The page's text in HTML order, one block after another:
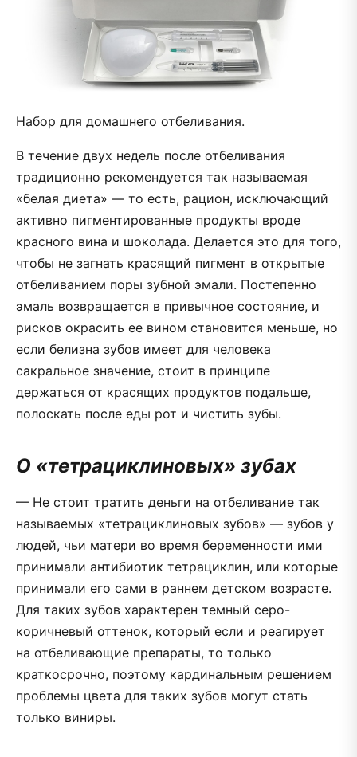
Набор для домашнего отбеливания.
В течение двух недель после отбеливания
традиционно рекомендуется так называемая
«белая диета» — то есть, рацион, исключающий
активно пигментированные продукты вроде
красного вина и шоколада. Делается это для того,
чтобы не загнать красящий пигмент в открытые
отбеливанием поры зубной эмали. Постепенно
эмаль возвращается в привычное состояние, и
рисков окрасить ее вином становится меньше, но
если белизна зубов имеет для человека
сакральное значение, стоит в принципе
держаться от красящих продуктов подальше,
полоскать после еды рот и чистить зубы.
О «тетрациклиновых» зубах
— Не стоит тратить деньги на отбеливание так
называемых «тетрациклиновых зубов» — зубов у
людей, чьи матери во время беременности ими
принимали антибиотик тетрациклин, или которые
принимали его сами в раннем детском возрасте.
Для таких зубов характерен темный серо-
коричневый оттенок, который если и реагирует
на отбеливающие препараты, то только
краткосрочно, поэтому кардинальным решением
проблемы цвета для таких зубов могут стать
только виниры.